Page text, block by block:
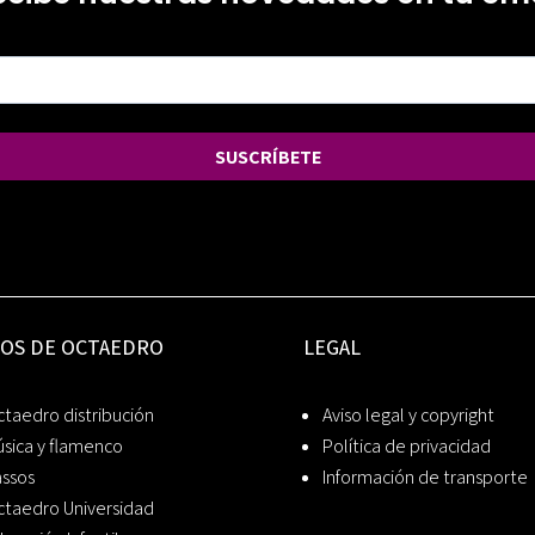
SUSCRÍBETE
DE OCTAEDRO
distribución
y flamenco
Universidad
LEGAL
Aviso legal y copyright
Política de privacidad
Información de transporte